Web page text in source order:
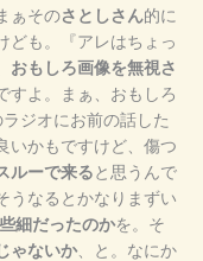
ぁそのさとしさん的に
ども。『アレはちょっ
おもしろ画像を無視さ
すよ。まぁ、おもしろ
ジオにお前の話した
いかもですけど、傷つ
ルーで来る と思うんで
うなるとかなりまずい
細だったのかを。そ
ゃないか、と。なにか